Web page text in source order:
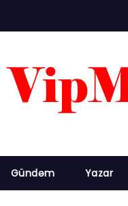
Gündəm Yazar